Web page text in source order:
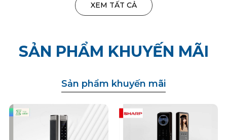
XEM TẤT CẢ
SẢN PHẨM KHUYẾN MÃI
Sản phẩm khuyến mãi